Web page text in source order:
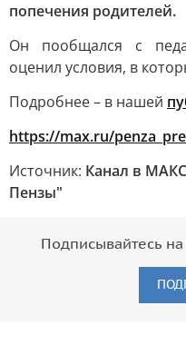
попечения родителей.
Он пообщался с
оценил условия, в
Подробнее – в нашей
https://max.ru/
Источник: Канал в
Пензы"
Подписывайтесь